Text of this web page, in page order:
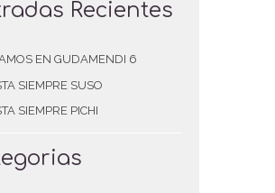
Recientes
EN GUDAMENDI 6
SIEMPRE SUSO
SIEMPRE PICHI